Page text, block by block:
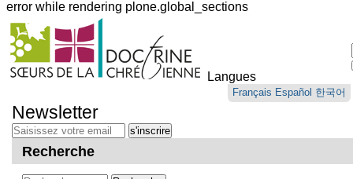
error while rendering plone.global_sections
Outils
personnels
Langues
Français Español 한국어
au
contenu.
Aller
Newsletter
Recherche